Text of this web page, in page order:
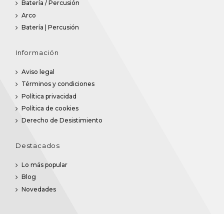
Batería / Percusión
Arco
Batería | Percusión
Información
Aviso legal
Términos y condiciones
Política privacidad
Política de cookies
Derecho de Desistimiento
Destacados
Lo más popular
Blog
Novedades